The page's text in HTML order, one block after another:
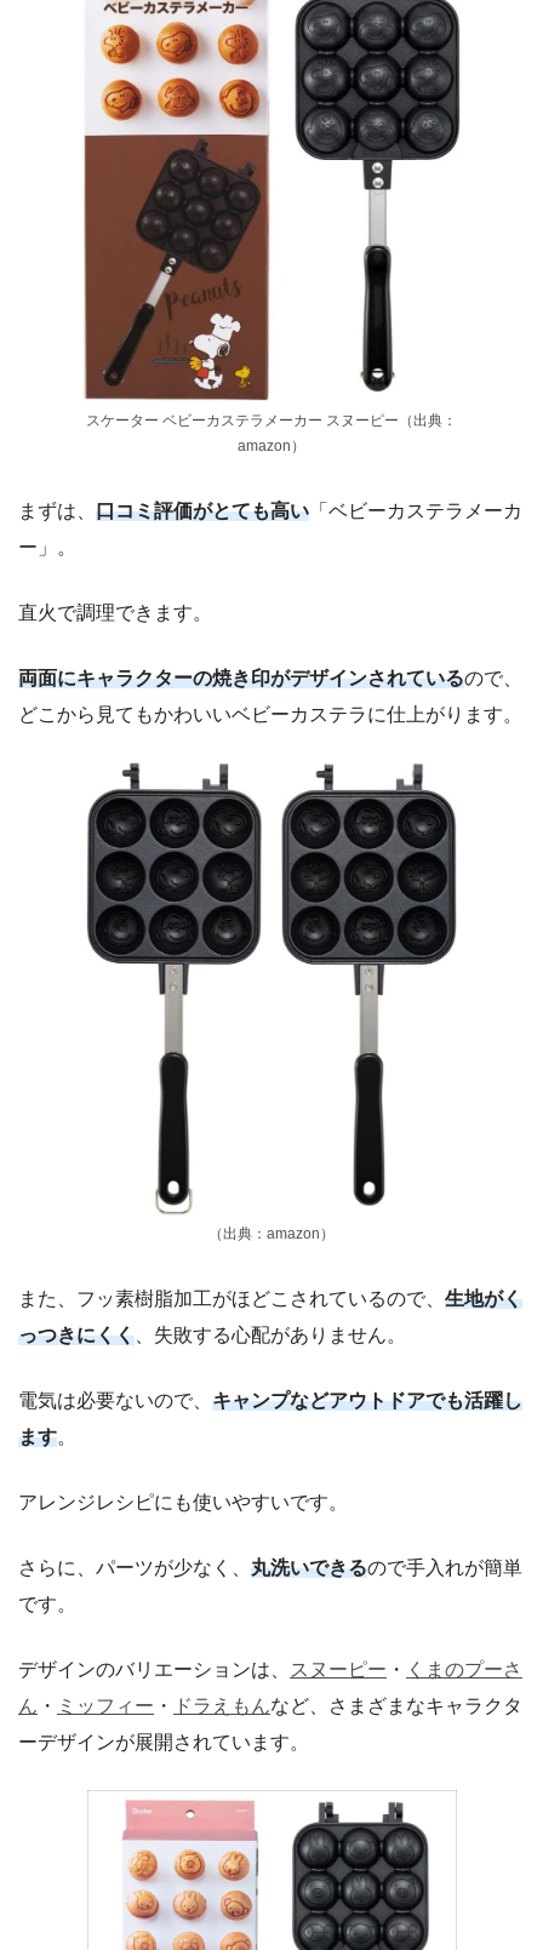
スケーター ベビーカステラメーカー スヌーピー（出典：
amazon）
まずは、 口コミ評価がとても高い 「ベビーカステラメーカ
ー」。
直火で調理できます。
両面にキャラクターの焼き印がデザインされているので、
どこから見てもかわいいベビーカステラに仕上がります。
（出典：amazon）
また、フッ素樹脂加工がほどこされているので、 生地がく
っつきにくく 、失敗する心配がありません。
電気は必要ないので、 キャンプなどアウトドアでも活躍し
ます。
アレンジレシピにも使いやすいです。
さらに、パーツが少なく、 丸洗いできるので手入れが簡単
です。
デザインのバリエーションは、 スヌーピー ・ くまのプーさ
ん ・ ミッフィー ・ ドラえもんなど、さまざまなキャラクタ
ーデザインが展開されています。